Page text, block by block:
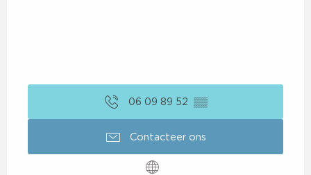
06 09 89 52 ▒▒
Contacteer ons